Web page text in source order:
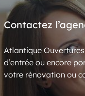
Contactez
Atlantique
d’entrée ou encore
votre rénovation ou